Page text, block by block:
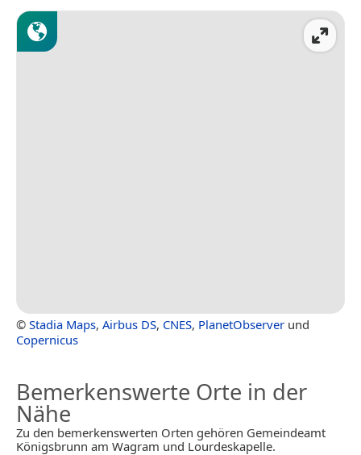
© Stadia Maps, Airbus DS, CNES, PlanetObserver und
Copernicus
Bemerkenswerte Orte in der
Nähe
Zu den bemerkenswerten Orten gehören Gemeindeamt
Königsbrunn am Wagram und Lourdeskapelle.